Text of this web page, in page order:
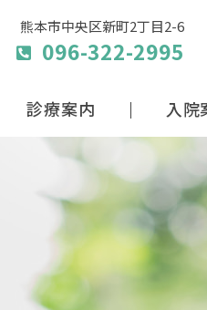
熊本市中央区新町2丁目2-6
096-322-2995
診療案内 入院